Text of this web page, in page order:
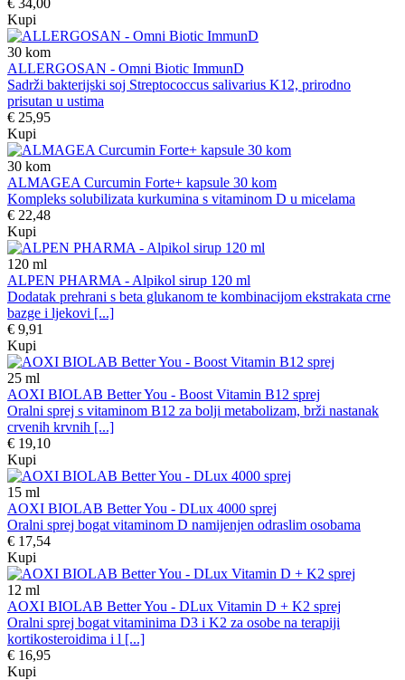
€ 34,00
Kupi
30 kom
ALLERGOSAN - Omni Biotic ImmunD
Sadrži bakterijski soj Streptococcus salivarius K12, prirodno
prisutan u ustima
€ 25,95
Kupi
30 kom
ALMAGEA Curcumin Forte+ kapsule 30 kom
Kompleks solubilizata kurkumina s vitaminom D u micelama
€ 22,48
Kupi
120 ml
ALPEN PHARMA - Alpikol sirup 120 ml
Dodatak prehrani s beta glukanom te kombinacijom ekstrakata crne
bazge i ljekovi [...]
€ 9,91
Kupi
25 ml
AOXI BIOLAB Better You - Boost Vitamin B12 sprej
Oralni sprej s vitaminom B12 za bolji metabolizam, brži nastanak
crvenih krvnih [...]
€ 19,10
Kupi
15 ml
AOXI BIOLAB Better You - DLux 4000 sprej
Oralni sprej bogat vitaminom D namijenjen odraslim osobama
€ 17,54
Kupi
12 ml
AOXI BIOLAB Better You - DLux Vitamin D + K2 sprej
Oralni sprej bogat vitaminima D3 i K2 za osobe na terapiji
kortikosteroidima i l [...]
€ 16,95
Kupi